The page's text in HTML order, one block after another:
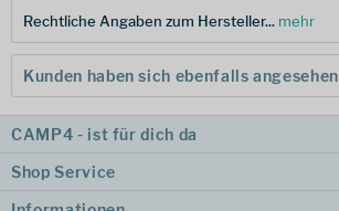
Rechtliche Angaben zum Hersteller... mehr
Kunden haben sich ebenfalls angesehen
CAMP4 - ist für dich da
Shop Service